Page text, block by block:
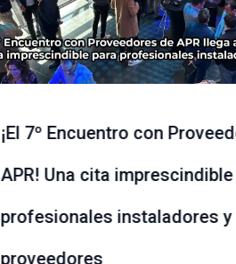
¡El 7º Encuentro con
APR! Una cita
profesionales instaladores y
proveedores